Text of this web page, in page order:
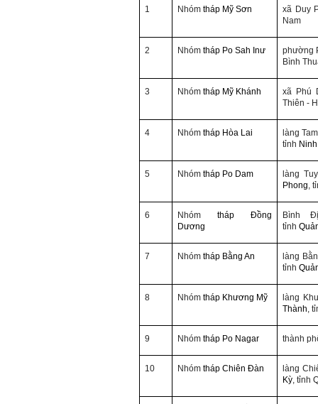
1 Nhómtháp Mỹ Sơn
xã Duy
Nam
2 Nhómtháp Po Sah Inư
phường
Bình
3 Nhómtháp Mỹ Khánh
xã Phú
Thiên -
4 Nhómtháp Hòa Lai
làng
tỉnh
5 Nhómtháp Po Dam
làng
Phong,
6 Nhóm tháp Đồng
Dương
Bình
tỉnh
7 Nhómtháp Bằng An
làng
tỉnh
8 Nhómtháp Khương Mỹ
làng
Thành,
9 Nhómtháp Po Nagar thành
10 Nhómtháp Chiên Đàn
làng
Kỳ, tỉnh